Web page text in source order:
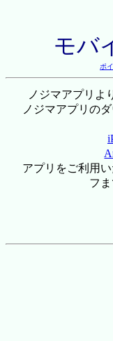
モバ
ポ
ノジマアプリよ
ノジマアプリの
アプリをご利用
フ